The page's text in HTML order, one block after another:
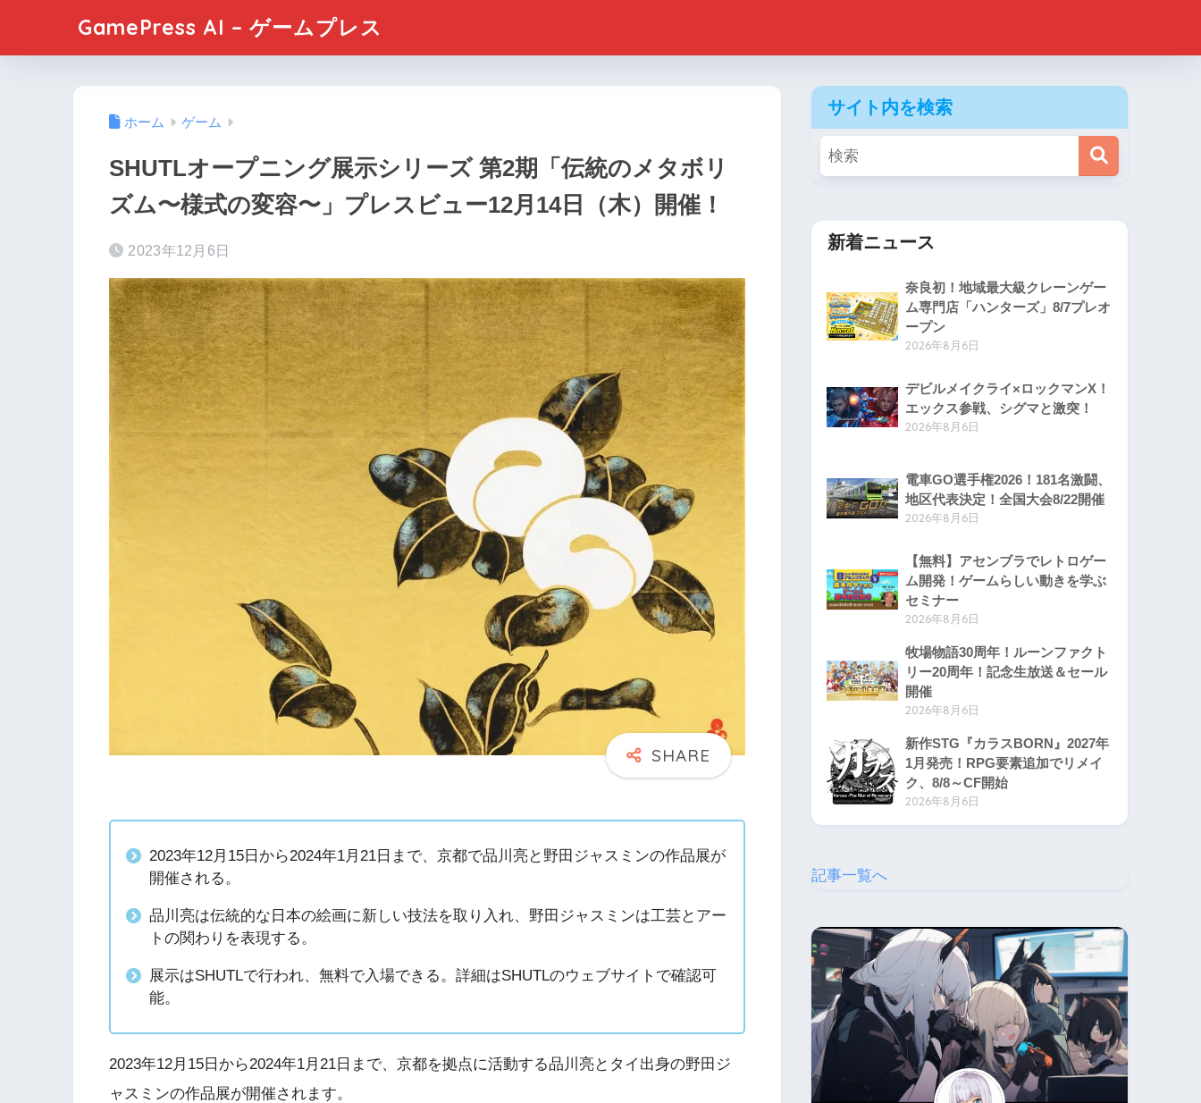
GamePress AI – ゲームプレス
ホーム ゲーム
SHUTLオープニング展示シリーズ 第2期「伝統のメタボリ
ズム〜様式の変容〜」プレスビュー12月14日（木）開催！
2023年12月6日
2023年12月15日から2024年1月21日まで、京都で品川亮と野田ジャスミンの作品展が
開催される。
品川亮は伝統的な日本の絵画に新しい技法を取り入れ、野田ジャスミンは工芸とアー
トの関わりを表現する。
展示はSHUTLで行われ、無料で入場できる。詳細はSHUTLのウェブサイトで確認可
能。
2023年12月15日から2024年1月21日まで、京都を拠点に活動する品川亮とタイ出身の野田ジ
ャスミンの作品展が開催されます。
サイト内を検索
新着ニュース
奈良初！地域最大級クレーンゲー
ム専門店「ハンターズ」8/7プレオ
ープン
2026年8月6日
デビルメイクライ×ロックマンX！
エックス参戦、シグマと激突！
2026年8月6日
電車GO選手権2026！181名激闘、
地区代表決定！全国大会8/22開催
2026年8月6日
【無料】アセンブラでレトロゲー
ム開発！ゲームらしい動きを学ぶ
セミナー
2026年8月6日
牧場物語30周年！ルーンファクト
リー20周年！記念生放送＆セール
開催
2026年8月6日
新作STG『カラスBORN』2027年
1月発売！RPG要素追加でリメイ
ク、8/8～CF開始
2026年8月6日
記事一覧へ